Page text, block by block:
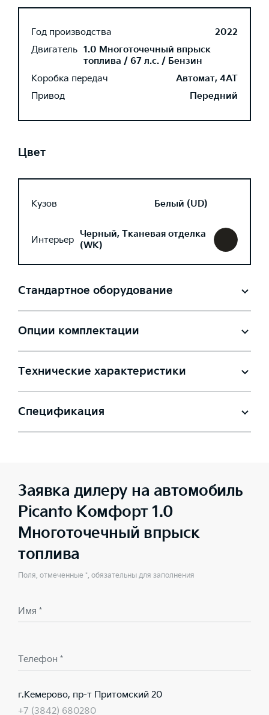
Год производства
2022
Двигатель 1.0 Многоточечный впрыск
топлива / 67 л.с. / Бензин
Коробка передач
Автомат, 4AT
Привод
Передний
Цвет
Кузов Белый (UD)
Интерьер Черный, Тканевая отделка
(WK)
Стандартное оборудование
Опции комплектации
Технические характеристики
Спецификация
Заявка дилеру на автомобиль
Picanto Комфорт 1.0
Многоточечный впрыск
топлива
Поля, отмеченные *, обязательны для заполнения
Имя *
Телефон *
г.Кемерово, пр-т Притомский 20
+7 (3842) 680280